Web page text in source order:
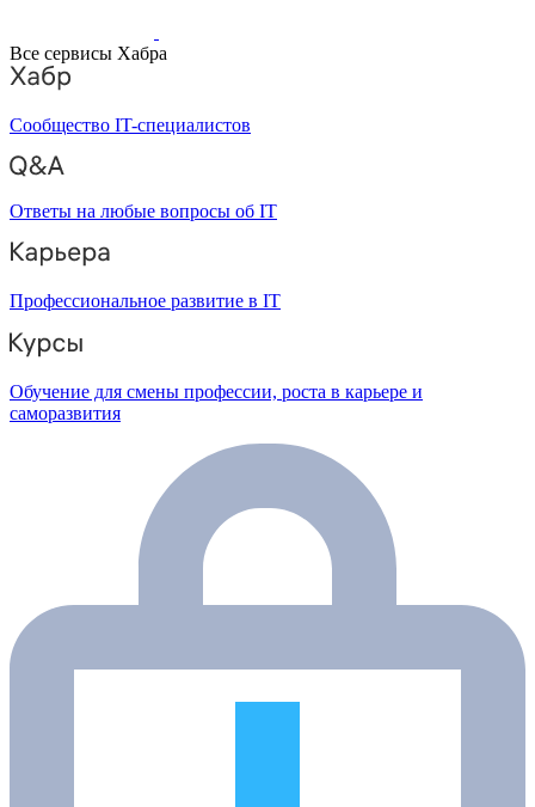
Все сервисы Хабра
Сообщество IT-специалистов
Ответы на любые вопросы об IT
Профессиональное развитие в IT
Обучение для смены профессии, роста в карьере и
саморазвития